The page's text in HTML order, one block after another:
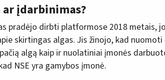
ar įdarbinimas?
pradėjo dirbti platformose 2018 metais,
skirtingas algas. Jis žinojo, kad
algą kaip ir nuolatiniai įmonės
NSE yra gamybos įmonė.